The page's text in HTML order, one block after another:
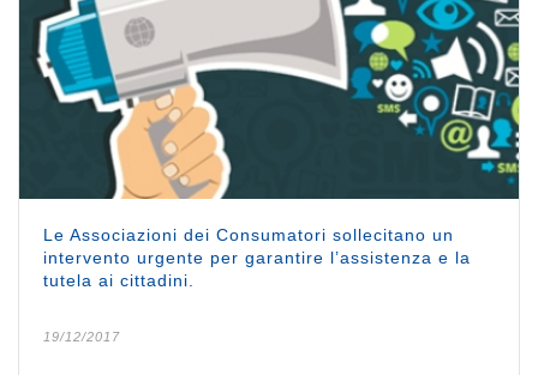
Le Associazioni dei Consumatori sollecitano un
intervento urgente per garantire l’assistenza e la
tutela ai cittadini.
19/12/2017